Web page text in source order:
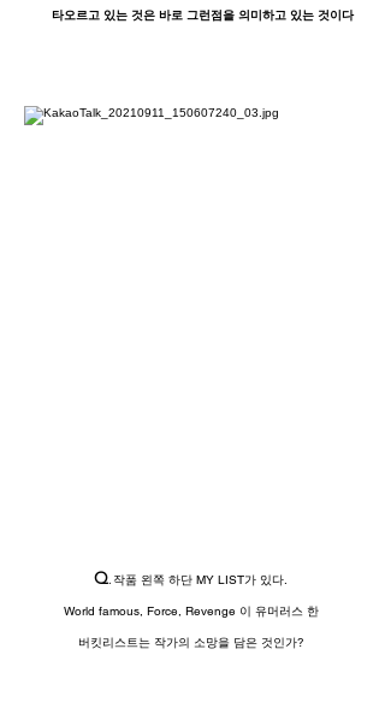
타오르고 있는 것은 바로 그런점을 의미하고 있는 것이다
Q. 작품 왼쪽 하단 MY LIST가 있다.
World famous, Force, Revenge 이 유머러스 한
버킷리스트는 작가의 소망을 담은 것인가?